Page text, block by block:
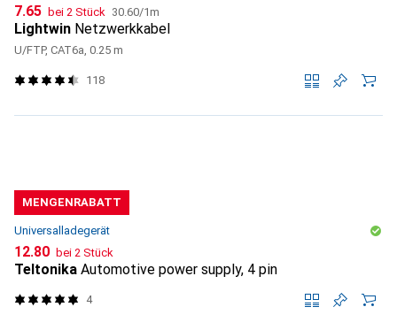
CHF
7.65 bei 2 Stück CHF
30.60/1m
Lightwin Netzwerkkabel
U/FTP, CAT6a, 0.25 m
118
MENGENRABATT
Universalladegerät
CHF
12.80 bei 2 Stück
Teltonika Automotive power supply, 4 pin
4